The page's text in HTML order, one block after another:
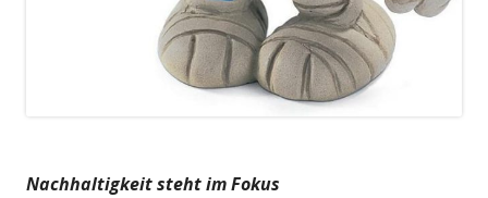
Nachhaltigkeit steht im Fokus